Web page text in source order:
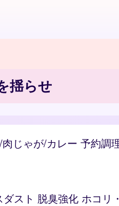
揺らせ
じゃが/カレー 予約調
スト 脱臭強化 ホコリ